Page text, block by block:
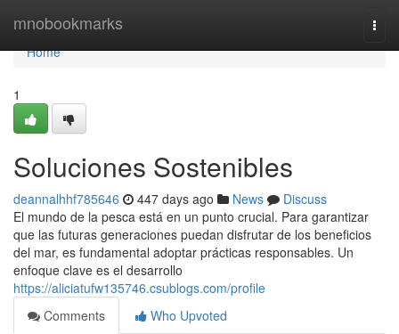
mnobookmarks
Home
Home
1
Soluciones Sostenibles
deannalhhf785646 447 days ago News
Discuss
El mundo de la pesca está en un punto crucial. Para garantizar
que las futuras generaciones puedan disfrutar de los beneficios
del mar, es fundamental adoptar prácticas responsables. Un
enfoque clave es el desarrollo
https://aliciatufw135746.csublogs.com/profile
Comments
Who Upvoted